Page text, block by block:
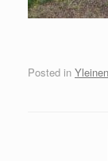
Posted in Yleinen